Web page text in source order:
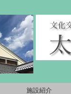
施設紹介